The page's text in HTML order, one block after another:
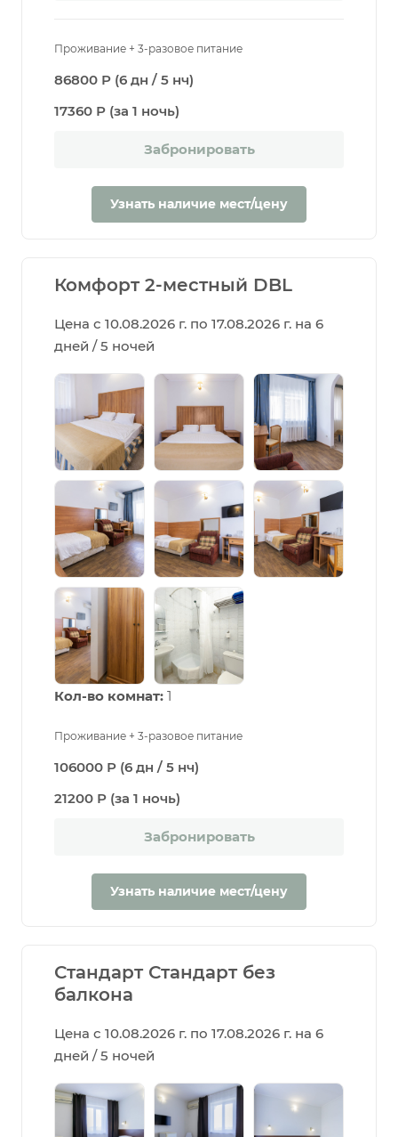
Проживание + 3-разовое питание
86800 Р (6 дн / 5 нч)
17360 Р (за 1 ночь)
Забронировать
Узнать наличие мест/цену
Комфорт 2-местный DBL
Цена с 10.08.2026 г. по 17.08.2026 г. на 6
дней / 5 ночей
Кол-во комнат: 1
Проживание + 3-разовое питание
106000 Р (6 дн / 5 нч)
21200 Р (за 1 ночь)
Забронировать
Узнать наличие мест/цену
Стандарт Стандарт без
балкона
Цена с 10.08.2026 г. по 17.08.2026 г. на 6
дней / 5 ночей